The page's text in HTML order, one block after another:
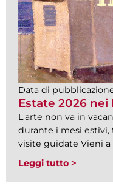
Data di
Estate 2026
L'arte non va in
durante i mesi estivi,
visite guidate Vieni a
Leggi tutto >